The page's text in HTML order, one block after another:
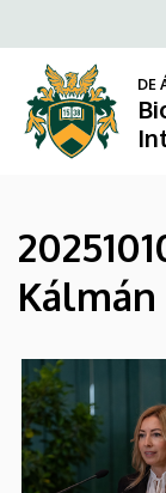
Biofizikai
és
a
tartalomra
DE